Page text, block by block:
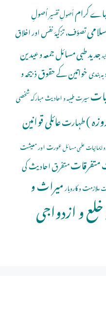
کراماُصولِ تفسیراُصولِ
تصوّف، تزکیۂ نفس اور اخلاق
جدید طبی مسائلجمعہ و عیدین
بندیخواتین کے حقوقذبیحہ و
سیرت طیبہ و احادیث مبارکہشخصی
)طہارتعائلی قوانین
ایمانیاتعلمی مسائلعورت اور معیشت
متفرقاتمتفرق احادیث کی
ملازمت و کاروبارمیراث و
و ازدواجی